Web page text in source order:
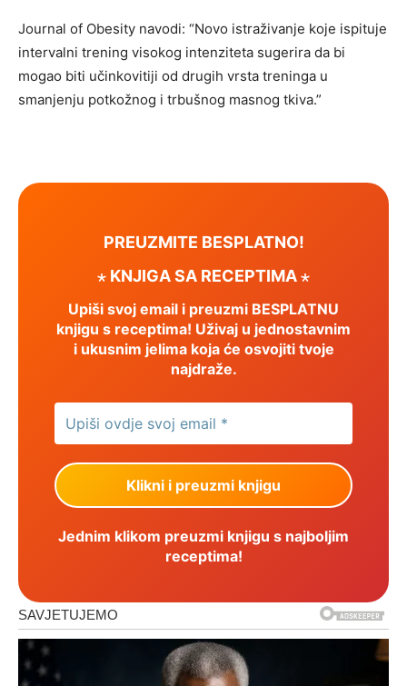
Journal of Obesity navodi: “Novo istraživanje koje ispituje
intervalni trening visokog intenziteta sugerira da bi
mogao biti učinkovitiji od drugih vrsta treninga u
smanjenju potkožnog i trbušnog masnog tkiva.”
PREUZMITE BESPLATNO!
⋆ KNJIGA SA RECEPTIMA ⋆
Upiši svoj email i preuzmi BESPLATNU
knjigu s receptima! Uživaj u jednostavnim
i ukusnim jelima koja će osvojiti tvoje
najdraže.
Jednim klikom preuzmi knjigu s najboljim
receptima!